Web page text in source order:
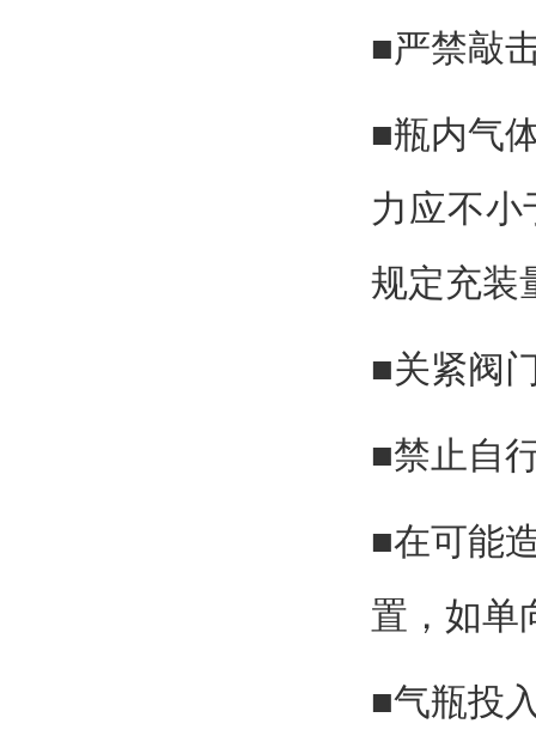
■严禁敲
■瓶内气
力应不小
规定充装
■关紧阀
■禁止自
■在可能
置，如单
■气瓶投